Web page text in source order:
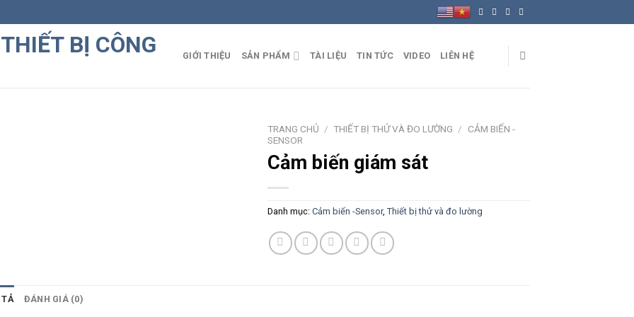
GIỚI THIỆU SẢN PHẨM TÀI LIỆU TIN TỨC VIDEO LIÊN HỆ
TRANG CHỦ / THIẾT BỊ THỬ VÀ ĐO LƯỜNG /
CẢM BIẾN -
SENSOR
Cảm biến giám sát
Danh mục:Cảm biến -Sensor,Thiết bị thử và đo lường
ĐÁNH GIÁ (0)